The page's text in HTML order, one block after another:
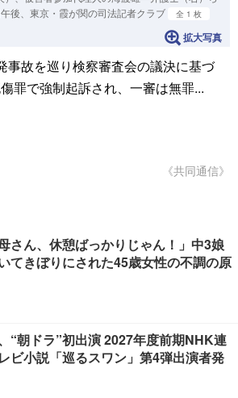
午後、東京・霞が関の司法記者クラブ
全 1 枚
拡大写真
事故を巡り検察審査会の議決に基づ
罪で強制起訴され、一審は無罪...
《共同通信》
母さん、休憩ばっかりじゃん！」中3娘
てきぼりにされた45歳女性の不調の原
“朝ドラ”初出演 2027年度前期NHK連
ビ小説「巡るスワン」第4弾出演者発